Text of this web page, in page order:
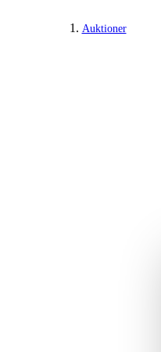
Auktioner